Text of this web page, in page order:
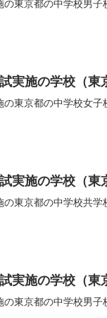
東京都の中学校男子
実施の学校（東
東京都の中学校女子
実施の学校（東
東京都の中学校共学
実施の学校（東
東京都の中学校男子